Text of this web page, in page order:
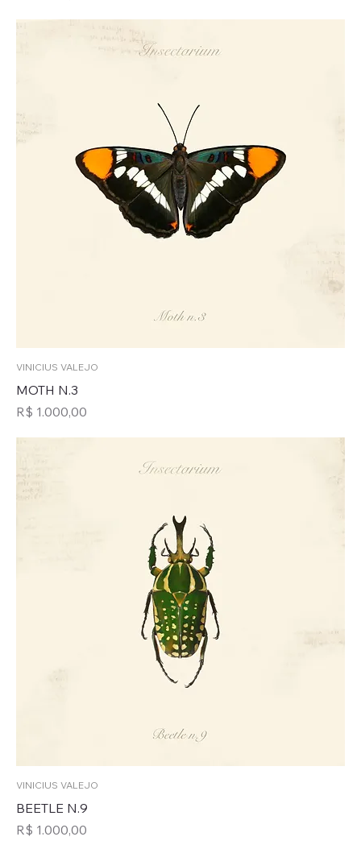
VINICIUS VALEJO
MOTH N.3
Preço
R$ 1.000,00
VINICIUS VALEJO
BEETLE N.9
Preço
R$ 1.000,00